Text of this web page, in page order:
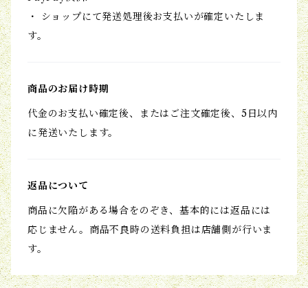
・ ショップにて発送処理後お支払いが確定いたしま
す。
商品のお届け時期
代金のお支払い確定後、またはご注文確定後、5日以内
に発送いたします。
返品について
商品に欠陥がある場合をのぞき、基本的には返品には
応じません。商品不良時の送料負担は店舗側が行いま
す。